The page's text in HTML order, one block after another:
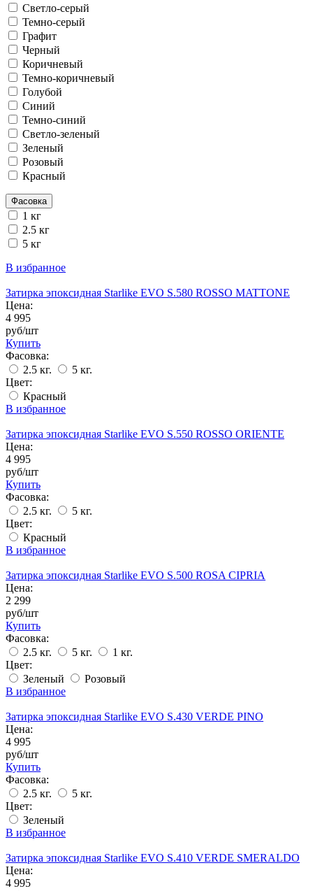
Светло-серый
Темно-серый
Графит
Черный
Коричневый
Темно-коричневый
Голубой
Синий
Темно-синий
Светло-зеленый
Зеленый
Розовый
Красный
Фасовка
1 кг
2.5 кг
5 кг
В избранное
Затирка эпоксидная Starlike EVO S.580 ROSSO MATTONE
Цена:
4 995
руб/шт
Купить
Фасовка:
2.5 кг.
5 кг.
Цвет:
Красный
В избранное
Затирка эпоксидная Starlike EVO S.550 ROSSO ORIENTE
Цена:
4 995
руб/шт
Купить
Фасовка:
2.5 кг.
5 кг.
Цвет:
Красный
В избранное
Затирка эпоксидная Starlike EVO S.500 ROSA CIPRIA
Цена:
2 299
руб/шт
Купить
Фасовка:
2.5 кг.
5 кг.
1 кг.
Цвет:
Зеленый
Розовый
В избранное
Затирка эпоксидная Starlike EVO S.430 VERDE PINO
Цена:
4 995
руб/шт
Купить
Фасовка:
2.5 кг.
5 кг.
Цвет:
Зеленый
В избранное
Затирка эпоксидная Starlike EVO S.410 VERDE SMERALDO
Цена:
4 995